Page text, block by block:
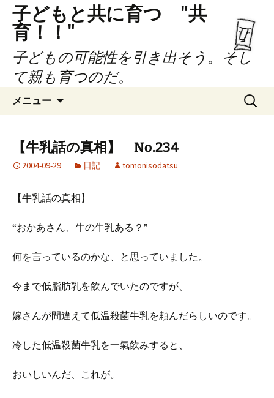
子どもと共に育つ "共
育！！"
子どもの可能性を引き出そう。そし
て親も育つのだ。
メニュー
ン
ツ
キ
検
索:
【牛乳話の真相】 No.234
2004-09-29 日記 tomonisodatsu
【牛乳話の真相】
“おかあさん、牛の牛乳ある？”
何を言っているのかな、と思っていました。
今まで低脂肪乳を飲んでいたのですが、
嫁さんが間違えて低温殺菌牛乳を頼んだらしいのです。
冷した低温殺菌牛乳を一氣飲みすると、
おいしいんだ、これが。